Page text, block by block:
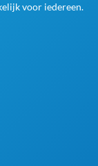
voor iedereen.